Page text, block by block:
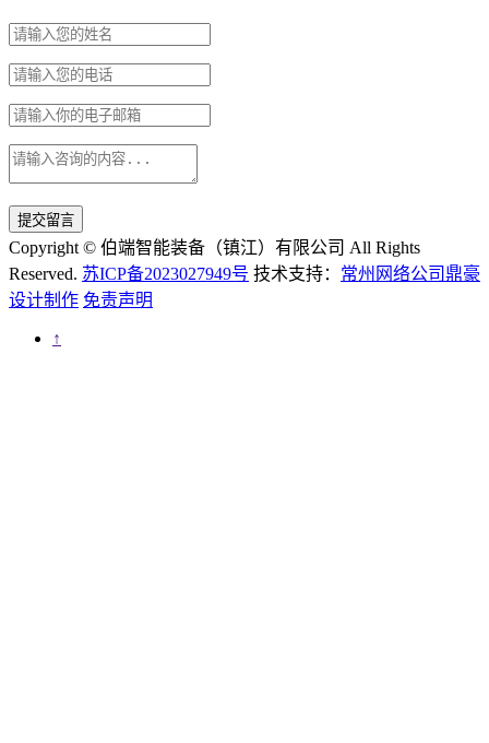
提交留言
Copyright © 伯端智能装备（镇江）有限公司 All Rights
Reserved. 苏ICP备2023027949号 技术支持： 常州网络公司鼎豪
设计制作 免责声明
↑